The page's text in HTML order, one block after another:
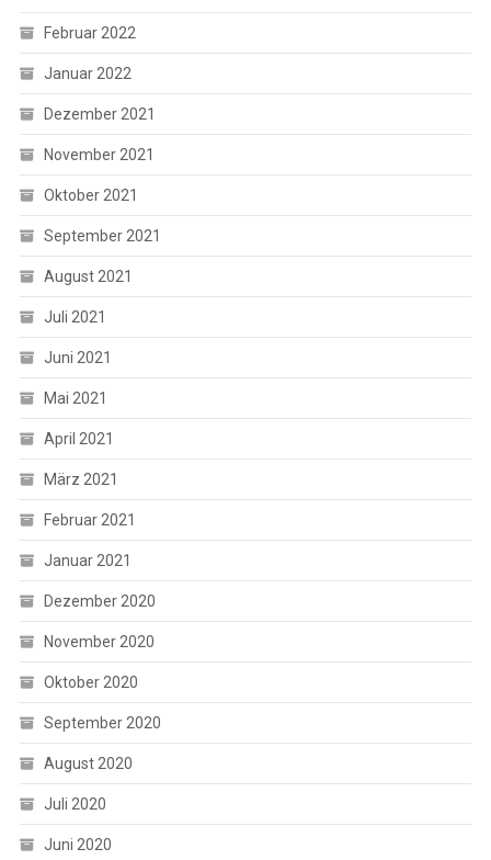
Februar 2022
Januar 2022
Dezember 2021
November 2021
Oktober 2021
September 2021
August 2021
Juli 2021
Juni 2021
Mai 2021
April 2021
März 2021
Februar 2021
Januar 2021
Dezember 2020
November 2020
Oktober 2020
September 2020
August 2020
Juli 2020
Juni 2020